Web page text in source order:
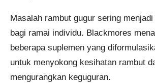
Masalah rambut gugur sering
bagi ramai individu. Blackmores
beberapa suplemen yang
untuk menyokong kesihatan rambut
mengurangkan keguguran.